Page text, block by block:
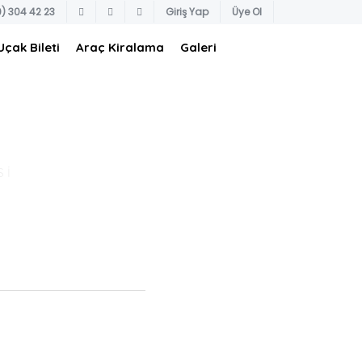
304 42 23 Giriş Yap Üye Ol
Bileti Araç Kiralama Galeri